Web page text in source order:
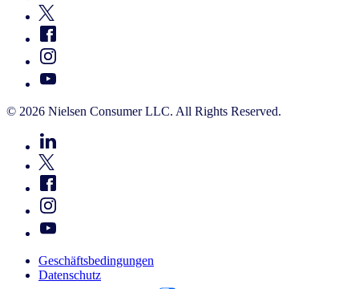
© 2026 Nielsen Consumer LLC. All Rights Reserved.
Geschäftsbedingungen
Datenschutz